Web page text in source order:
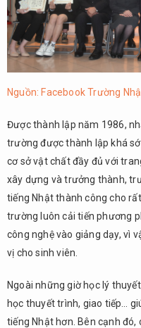
Nguồn: Facebook Trường
Được thành lập năm 1986,
trường được thành lập khá
cơ sở vật chất đầy đủ với
xây dựng và trưởng thành,
tiếng Nhật thành công cho
trường luôn cải tiến phương
công nghệ vào giảng dạy, vì
vị cho sinh viên.
Ngoài những giờ học lý
học thuyết trình, giao tiếp…
tiếng Nhật hơn. Bên cạnh